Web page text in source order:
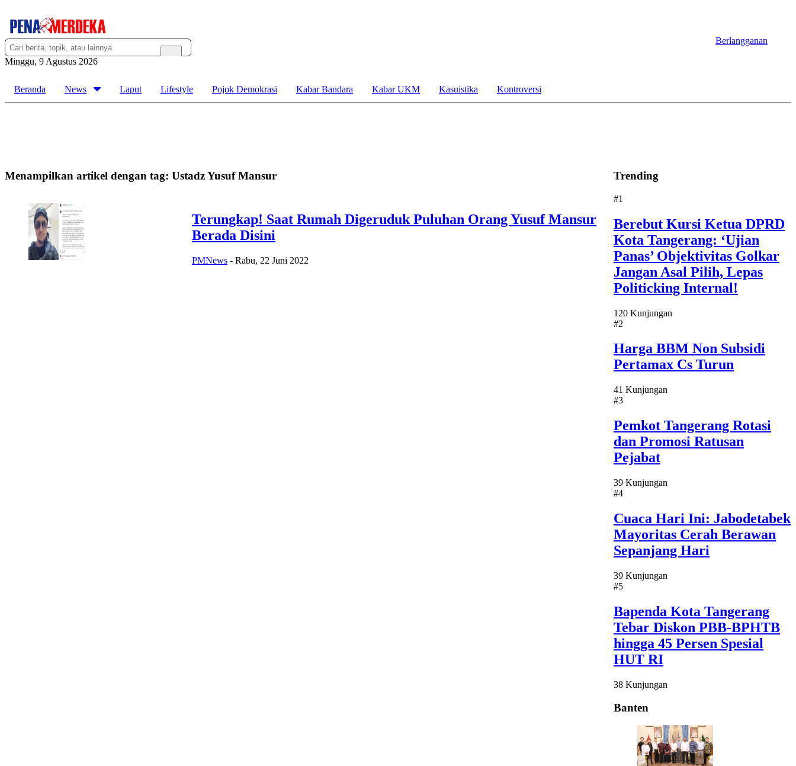
Minggu, 9 Agustus 2026
Berlangganan
Beranda News Laput Lifestyle Pojok Demokrasi Kabar Bandara Kabar UKM Kasuistika Kontroversi
Menampilkan artikel dengan tag: Ustadz Yusuf Mansur
Terungkap! Saat Rumah Digeruduk Puluhan Orang Yusuf Mansur
Berada Disini
PMNews - Rabu, 22 Juni 2022
Trending
#1
Berebut Kursi Ketua DPRD
Kota Tangerang: ‘Ujian
Panas’ Objektivitas Golkar
Jangan Asal Pilih, Lepas
Politicking Internal!
120 Kunjungan
#2
Harga BBM Non Subsidi
Pertamax Cs Turun
41 Kunjungan
#3
Pemkot Tangerang Rotasi
dan Promosi Ratusan
Pejabat
39 Kunjungan
#4
Cuaca Hari Ini: Jabodetabek
Mayoritas Cerah Berawan
Sepanjang Hari
39 Kunjungan
#5
Bapenda Kota Tangerang
Tebar Diskon PBB-BPHTB
hingga 45 Persen Spesial
HUT RI
38 Kunjungan
Banten